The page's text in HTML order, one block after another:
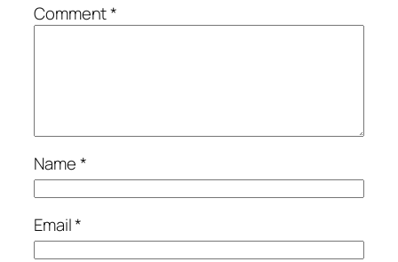
Comment*
Name*
Email*